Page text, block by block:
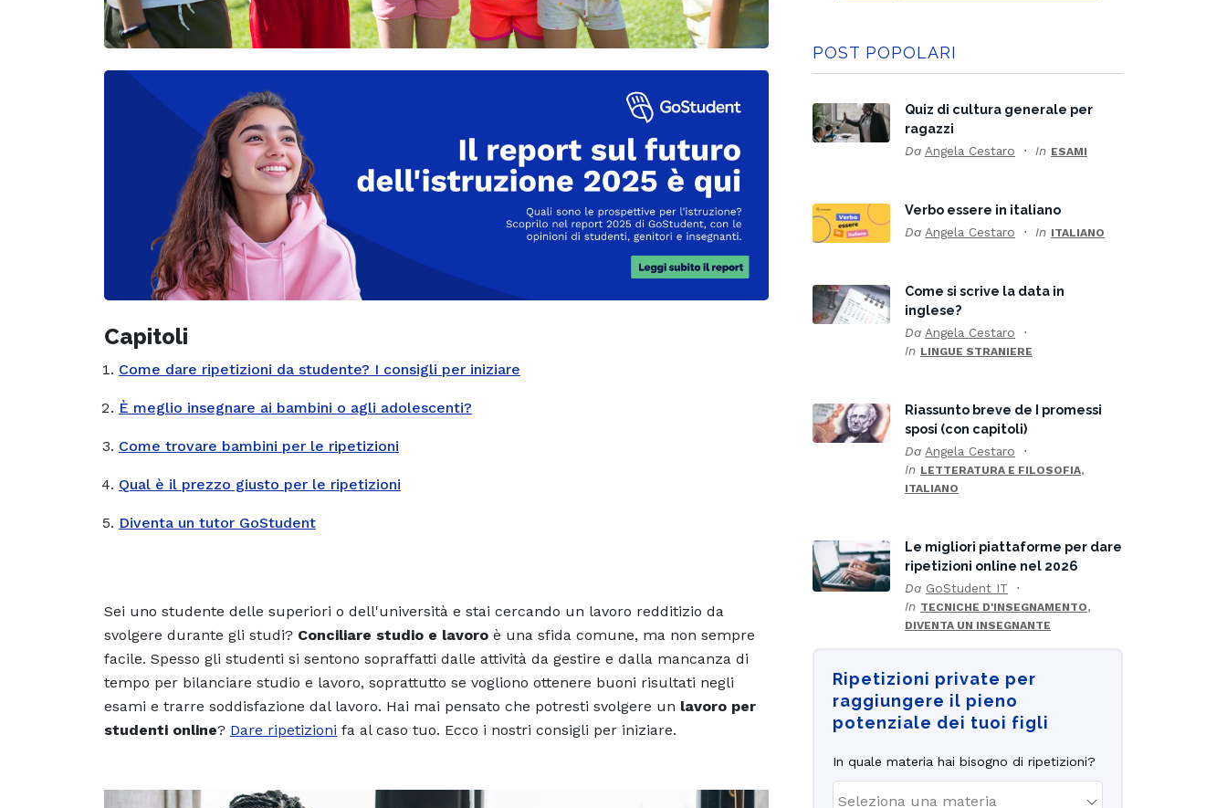
Capitoli
Come dare ripetizioni da studente? I consigli per iniziare
È meglio insegnare ai bambini o agli adolescenti?
Come trovare bambini per le ripetizioni
Qual è il prezzo giusto per le ripetizioni
Diventa un tutor GoStudent
Sei uno studente delle superiori o dell'università e stai cercando un lavoro redditizio da
svolgere durante gli studi? Conciliare studio e lavoro è una sfida comune, ma non sempre
facile. Spesso gli studenti si sentono sopraffatti dalle attività da gestire e dalla mancanza di
tempo per bilanciare studio e lavoro, soprattutto se vogliono ottenere buoni risultati negli
esami e trarre soddisfazione dal lavoro. Hai mai pensato che potresti svolgere un lavoro per
studenti online? Dare ripetizioni fa al caso tuo. Ecco i nostri consigli per iniziare.
POST POPOLARI
Quiz di cultura generale per
ragazzi
Da Angela Cestaro In ESAMI
Verbo essere in italiano
Da Angela Cestaro In ITALIANO
Come si scrive la data in
inglese?
Da Angela Cestaro
In LINGUE STRANIERE
Riassunto breve de I promessi
sposi (con capitoli)
Da Angela Cestaro
In LETTERATURA E FILOSOFIA,
ITALIANO
Le migliori piattaforme per dare
ripetizioni online nel 2026
Da GoStudent IT
In TECNICHE D'INSEGNAMENTO,
DIVENTA UN INSEGNANTE
Ripetizioni private per
raggiungere il pieno
potenziale dei tuoi figli
In quale materia hai bisogno di ripetizioni?